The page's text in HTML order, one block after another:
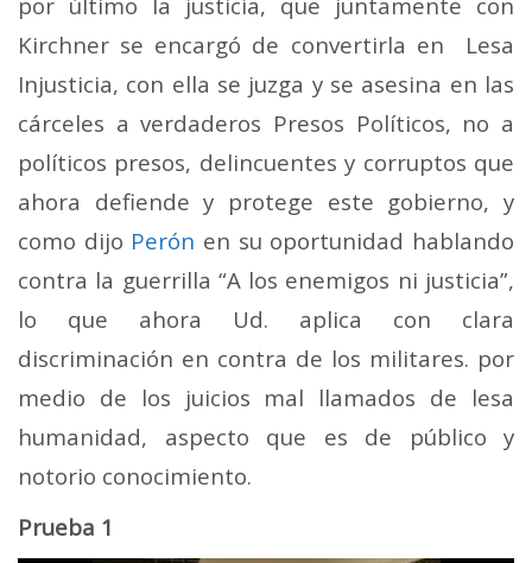
Kirchner se encargó de convertirla en Lesa
Injusticia, con ella se juzga y se asesina en las
cárceles a verdaderos Presos Políticos, no a
políticos presos, delincuentes y corruptos que
ahora defiende y protege este gobierno, y
como dijo Perón en su oportunidad hablando
contra la guerrilla “A los enemigos ni justicia”,
lo que ahora Ud. aplica con clara
discriminación en contra de los militares. por
medio de los juicios mal llamados de lesa
humanidad, aspecto que es de público y
notorio conocimiento.
Prueba 1